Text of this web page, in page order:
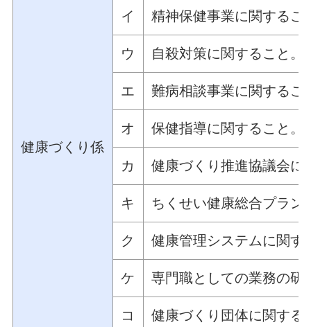
健康づくり係
イ 精神保健事業に関するこ
ウ 自殺対策に関すること。
エ 難病相談事業に関するこ
オ 保健指導に関すること。
カ 健康づくり推進協議会に
キ ちくせい健康総合プラン
ク 健康管理システムに関す
ケ 専門職としての業務の研
コ 健康づくり団体に関する